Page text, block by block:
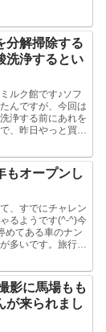
分解掃除する
洗浄するとい
ルク館です♪ソフ
んですが、今回は
浄する前にあれを
、昨日やっと買っ
浄剤。粉末のやつ
もオープンし
、すでにチャレン
るようです(^-^)今
めてある車のナン
多いです。旅行と
うで良かったで
影に馬場もも
が来られまし